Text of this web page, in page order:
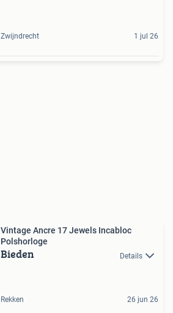
Zwijndrecht 1 jul 26
Vintage Ancre 17 Jewels Incabloc
Polshorloge
Bieden Details
Rekken 26 jun 26